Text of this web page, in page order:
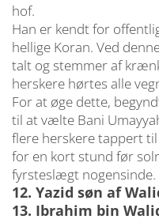
hof.
Han er kendt for
hellige Koran. Ved
talt og stemmer af
herskere hørtes alle
For at øge dette,
til at vælte Bani
flere herskere tappert
for en kort stund før
fyrsteslægt nogensinde.
12. Yazid søn af
13. Ibrahim bin